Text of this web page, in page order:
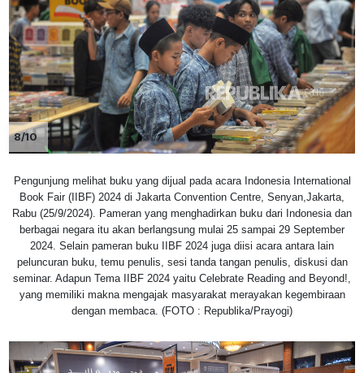
8/10
Pengunjung melihat buku yang dijual pada acara Indonesia International
Book Fair (IIBF) 2024 di Jakarta Convention Centre, Senyan,Jakarta,
Rabu (25/9/2024). Pameran yang menghadirkan buku dari Indonesia dan
berbagai negara itu akan berlangsung mulai 25 sampai 29 September
2024. Selain pameran buku IIBF 2024 juga diisi acara antara lain
peluncuran buku, temu penulis, sesi tanda tangan penulis, diskusi dan
seminar. Adapun Tema IIBF 2024 yaitu Celebrate Reading and Beyond!,
yang memiliki makna mengajak masyarakat merayakan kegembiraan
dengan membaca. (FOTO : Republika/Prayogi)